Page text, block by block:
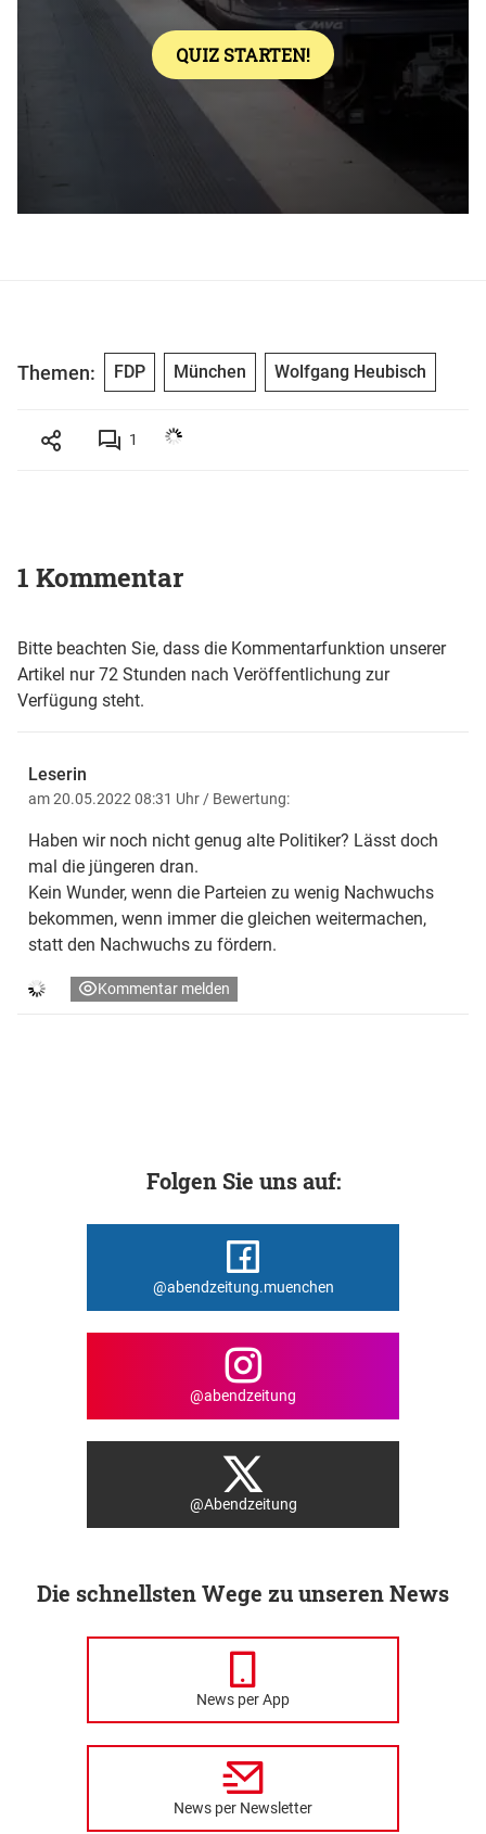
Themen: FDP München Wolfgang Heubisch
1
1 Kommentar
Bitte beachten Sie, dass die Kommentarfunktion unserer
Artikel nur 72 Stunden nach Veröffentlichung zur
Verfügung steht.
Leserin
am 20.05.2022 08:31 Uhr / Bewertung:
Haben wir noch nicht genug alte Politiker? Lässt doch
mal die jüngeren dran.
Kein Wunder, wenn die Parteien zu wenig Nachwuchs
bekommen, wenn immer die gleichen weitermachen,
statt den Nachwuchs zu fördern.
Kommentar melden
Folgen Sie uns auf:
@abendzeitung.muenchen
@abendzeitung
@Abendzeitung
Die schnellsten Wege zu unseren News
News per App
News per Newsletter